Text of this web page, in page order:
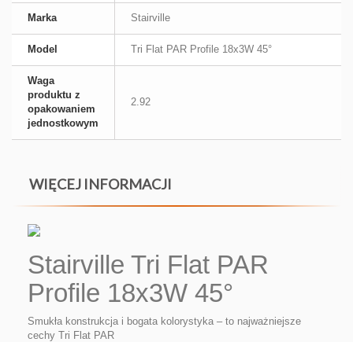
Marka Stairville
Model Tri Flat PAR Profile 18x3W 45°
Waga
produktu z
opakowaniem
jednostkowym
2.92
WIĘCEJ INFORMACJI
Stairville Tri Flat PAR
Profile 18x3W 45°
Smukła konstrukcja i bogata kolorystyka – to najważniejsze
cechy Tri Flat PAR